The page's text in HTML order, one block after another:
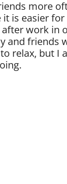
more
it is easier
after work in
and friends
relax, but I